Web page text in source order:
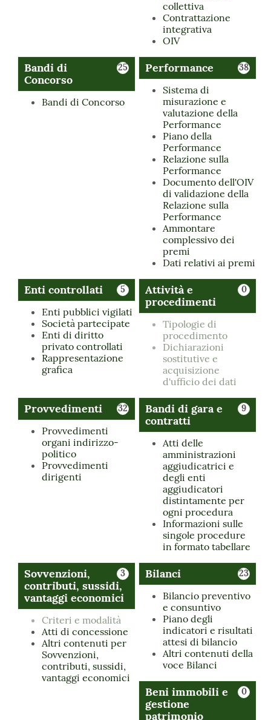
collettiva
Contrattazione
integrativa
OIV
25
Bandi di
Concorso
Bandi di Concorso
38
Performance
Sistema di
misurazione e
valutazione della
Performance
Piano della
Performance
Relazione sulla
Performance
Documento dell'OIV
di validazione della
Relazione sulla
Performance
Ammontare
complessivo dei
premi
Dati relativi ai premi
5
Enti controllati
Enti pubblici vigilati
Società partecipate
Enti di diritto
privato controllati
Rappresentazione
grafica
0
Attività e
procedimenti
Tipologie di
procedimento
Dichiarazioni
sostitutive e
acquisizione
d'ufficio dei dati
32
Provvedimenti
Provvedimenti
organi indirizzo-
politico
Provvedimenti
dirigenti
9
Bandi di gara e
contratti
Atti delle
amministrazioni
aggiudicatrici e
degli enti
aggiudicatori
distintamente per
ogni procedura
Informazioni sulle
singole procedure
in formato tabellare
3
Sovvenzioni,
contributi, sussidi,
vantaggi economici
Criteri e modalità
Atti di concessione
Altri contenuti per
Sovvenzioni,
contributi, sussidi,
vantaggi economici
23
Bilanci
Bilancio preventivo
e consuntivo
Piano degli
indicatori e risultati
attesi di bilancio
Altri contenuti della
voce Bilanci
0
Beni immobili e
gestione
patrimonio